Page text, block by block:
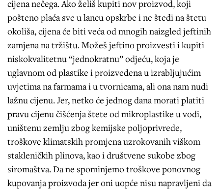
cijena nečega. Ako želiš kupiti nov proizvod, koji
pošteno plaća sve u lancu opskrbe i ne štedi na štetu
okoliša, cijena će biti veća od mnogih naizgled jeftinih
zamjena na tržištu. Možeš jeftino proizvesti i kupiti
niskokvalitetnu “jednokratnu” odjeću, koja je
uglavnom od plastike i proizvedena u izrabljujućim
uvjetima na farmama i u tvornicama, ali ona nam nudi
lažnu cijenu. Jer, netko će jednog dana morati platiti
pravu cijenu čišćenja štete od mikroplastike u vodi,
uništenu zemlju zbog kemijske poljoprivrede,
troškove klimatskih promjena uzrokovanih viškom
stakleničkih plinova, kao i društvene sukobe zbog
siromaštva. Da ne spominjemo troškove ponovnog
kupovanja proizvoda jer oni uopće nisu napravljeni da